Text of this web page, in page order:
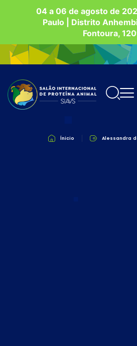
04 a 06 de agosto de
Paulo | Distrito
Fontoura,
Ínicio Alessandra